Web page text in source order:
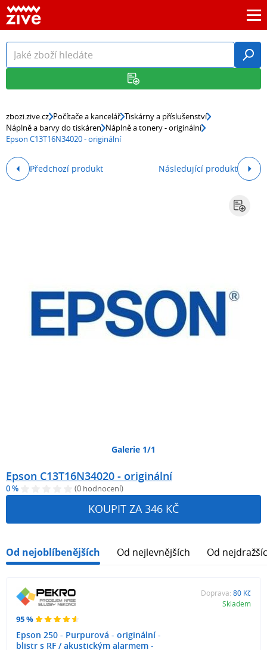
zbozi.zive.cz Počítače a kancelář Tiskárny a příslušenství
Náplně a barvy do tiskáren Náplně a tonery - originální
Epson C13T16N34020 - originální
Předchozí produkt Následující produkt
Galerie 1/1
Epson C13T16N34020 - originální
0 % (0 hodnocení)
KOUPIT ZA 346 KČ
Od nejoblíbenějších Od nejlevnějších Od
95 %
Epson 250 - Purpurová - originální -
blistr s RF / akustickým alarmem -
Doprava: 80 Kč
Skladem